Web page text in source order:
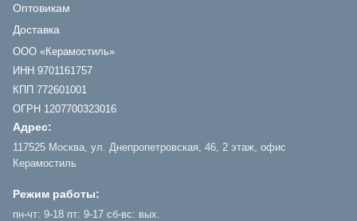
Оптовикам
Доставка
ООО «Керамостиль»
ИНН 9701161757
КПП 772601001
ОГРН 1207700323016
Адрес:
117525 Москва, ул. Днепропетровская, 46, 2 этаж, офис
Керамостиль
Режим работы:
пн-чт: 9-18 пт: 9-17 сб-вс: вых.